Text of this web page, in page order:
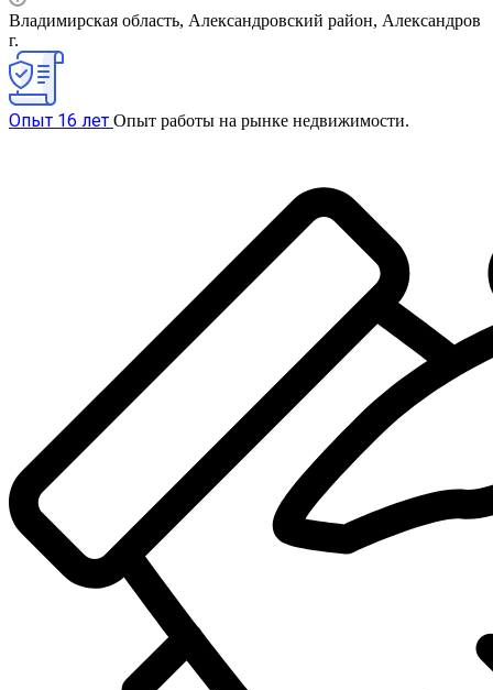
Владимирская область, Александровский район, Александров
г.
Опыт 16 лет Опыт работы на рынке недвижимости.